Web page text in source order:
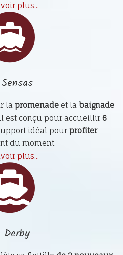
plus...
la promenadeet la baignade
est conçu pour accueillir 6
idéal pour profiter
du moment.
plus...
Derby